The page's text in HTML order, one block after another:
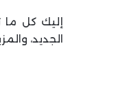
الجديد،